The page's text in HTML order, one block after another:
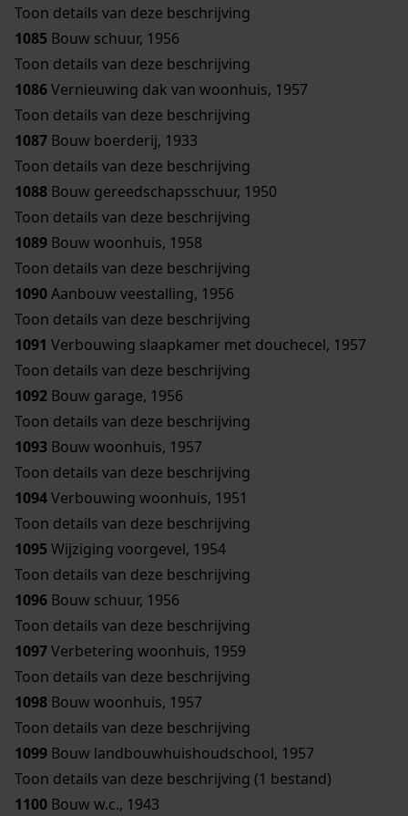
Toon details van deze beschrijving
1085 Bouw schuur, 1956
Toon details van deze beschrijving
1086Vernieuwing dak van woonhuis, 1957
Toon details van deze beschrijving
1087 Bouw boerderij, 1933
Toon details van deze beschrijving
1088 Bouw gereedschapsschuur, 1950
Toon details van deze beschrijving
1089 Bouw woonhuis, 1958
Toon details van deze beschrijving
1090Aanbouw veestalling, 1956
Toon details van deze beschrijving
1091 Verbouwing slaapkamer met douchecel, 1957
Toon details van deze beschrijving
1092 Bouw garage, 1956
Toon details van deze beschrijving
1093 Bouw woonhuis, 1957
Toon details van deze beschrijving
1094Verbouwing woonhuis, 1951
Toon details van deze beschrijving
1095Wijziging voorgevel, 1954
Toon details van deze beschrijving
1096 Bouw schuur, 1956
Toon details van deze beschrijving
1097Verbetering woonhuis, 1959
Toon details van deze beschrijving
1098 Bouw woonhuis, 1957
Toon details van deze beschrijving
1099 Bouw landbouwhuishoudschool, 1957
Toon details van deze beschrijving (1 bestand)
1100 Bouw w.c., 1943